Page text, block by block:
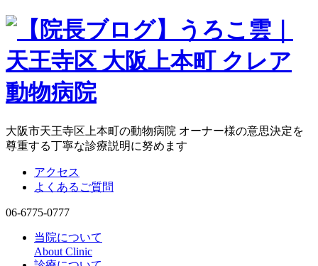
大阪市天王寺区上本町の動物病院 オーナー様の意思決定を
尊重する丁寧な診療説明に努めます
アクセス
よくあるご質問
06-6775-0777
当院について
About Clinic